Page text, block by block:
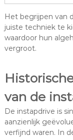
Het begrijpen van
juiste techniek te
waardoor hun
vergroot.
van de
De instapdrive is
aanzienlijk
verfijnd waren. In